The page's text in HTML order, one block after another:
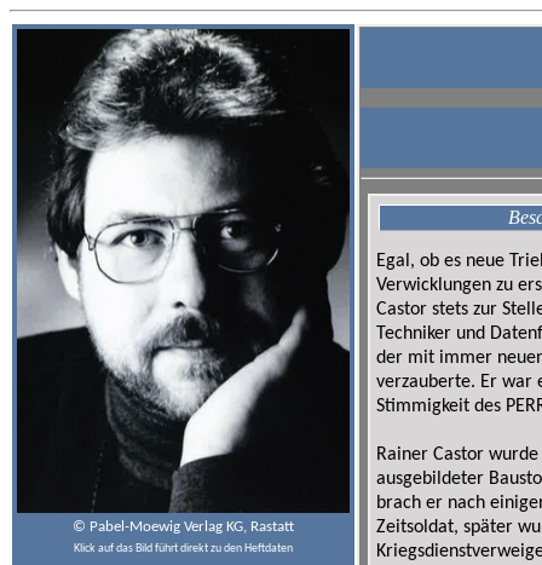
© Pabel-Moewig Verlag KG, Rastatt
Klick auf das Bild führt direkt zu den Heftdaten
Egal, ob es neue
Verwicklungen zu
Castor stets zur
Techniker und
der mit immer
verzauberte. Er war
Stimmigkeit des
Rainer Castor
ausgebildeter
brach er nach
Zeitsoldat, später